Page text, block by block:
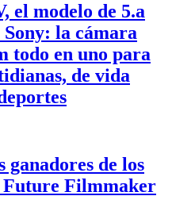
el modelo de 5.a
Sony: la cámara
todo en uno para
de vida
ganadores de los
Future Filmmaker